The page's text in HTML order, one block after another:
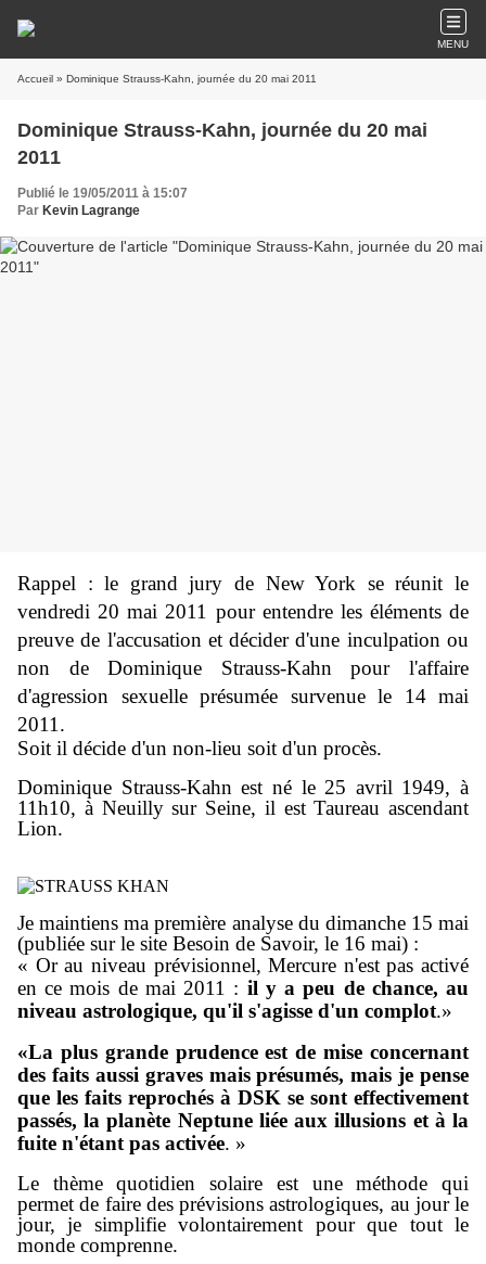
MENU
Accueil » Dominique Strauss-Kahn, journée du 20 mai 2011
Dominique Strauss-Kahn, journée du 20 mai
2011
Publié le 19/05/2011 à 15:07
Par Kevin Lagrange
Rappel : le grand jury de New York se réunit le
vendredi 20 mai 2011 pour entendre les éléments de
preuve de l'accusation et décider d'une inculpation ou
non de Dominique Strauss-Kahn pour l'affaire
d'agression sexuelle présumée survenue le 14 mai
2011.
Soit il décide d'un non-lieu soit d'un procès.
Dominique Strauss-Kahn est né le 25 avril 1949, à
11h10, à Neuilly sur Seine, il est Taureau ascendant
Lion.
Je maintiens ma première analyse du dimanche 15 mai
(publiée sur le site Besoin de Savoir, le 16 mai) :
« Or au niveau prévisionnel, Mercure n'est pas activé
en ce mois de mai 2011 : il y a peu de chance, au
niveau astrologique, qu'il s'agisse d'un complot.»
«La plus grande prudence est de mise concernant
des faits aussi graves mais présumés, mais je pense
que les faits reprochés à DSK se sont effectivement
passés, la planète Neptune liée aux illusions et à la
fuite n'étant pas activée. »
Le thème quotidien solaire est une méthode qui
permet de faire des prévisions astrologiques, au jour le
jour, je simplifie volontairement pour que tout le
monde comprenne.